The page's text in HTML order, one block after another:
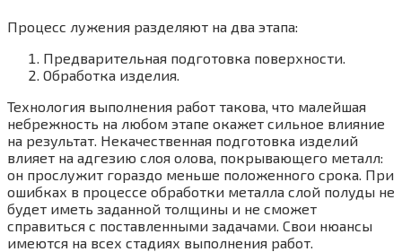
Процесс лужения разделяют на два этапа:
Предварительная подготовка поверхности.
Обработка изделия.
Технология выполнения работ такова, что малейшая
небрежность на любом этапе окажет сильное влияние
на результат. Некачественная подготовка изделий
влияет на адгезию слоя олова, покрывающего металл:
он прослужит гораздо меньше положенного срока. При
ошибках в процессе обработки металла слой полуды не
будет иметь заданной толщины и не сможет
справиться с поставленными задачами. Свои нюансы
имеются на всех стадиях выполнения работ.